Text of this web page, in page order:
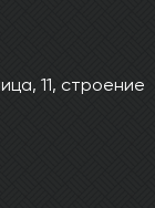
11, строение